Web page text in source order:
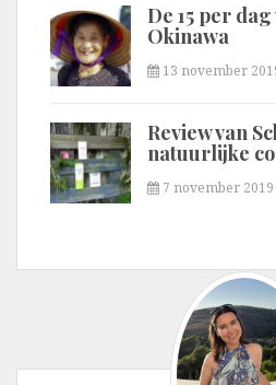
De 15 per
Okinawa
13 november
Review van
natuurlijke
7 november 2019